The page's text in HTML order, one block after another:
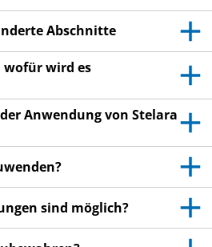
haben, wenden Sie sich
Apotheker.
wurde Ihnen persönlich
Sie es nicht an Dritte weiter.
schaden, auch wenn
haben wie Sie.
bemerken, wenden Sie
Apotheker. Dies gilt auch
sind. Siehe Abschnitt
Abschnitte
wofür wird es
Anwendung von Stelara
sind möglich?